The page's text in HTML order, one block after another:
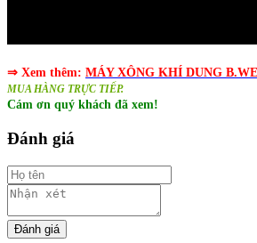
⇒ Xem thêm: MÁY XÔNG KHÍ DUNG
MUA HÀNG TRỰC TIẾP.
Cám ơn quý khách đã xem!
Đánh giá